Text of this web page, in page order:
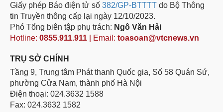
Giấy phép Báo điện tử số 382/GP-BTTTT do Bộ Thông
tin Truyền thông cấp lại ngày 12/10/2023.
Phó Tổng biên tập phụ trách: Ngô Văn Hải
Hotline: 0855.911.911 | Email: toasoan@vtcnews.vn
TRỤ SỞ CHÍNH
Tầng 9, Trung tâm Phát thanh Quốc gia, Số 58 Quán Sứ,
phường Cửa Nam, thành phố Hà Nội
Điện thoại: 024.3632 1588
Fax: 024.3632 1582